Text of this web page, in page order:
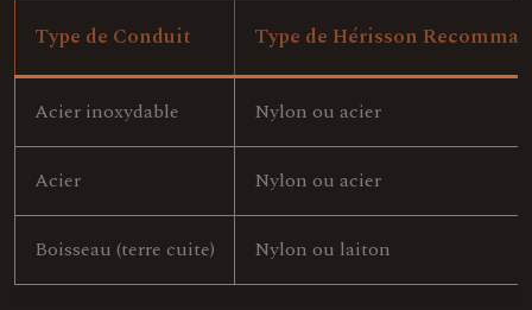
Type de Conduit Type de Hérisson
Acier inoxydable Nylon ou acier
Acier Nylon ou acier
Boisseau (terre cuite) Nylon ou laiton